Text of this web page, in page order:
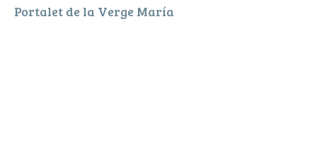
Portalet de la Verge María